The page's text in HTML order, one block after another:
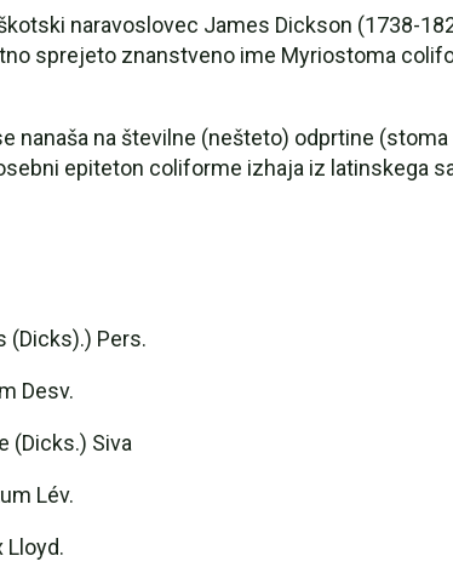
naravoslovec James Dickson (1738-
sprejeto znanstveno ime Myriostoma
nanaša na številne (nešteto) odprtine
epiteton coliforme izhaja iz latinskega
(Dicks).) Pers.
Desv.
(Dicks.) Siva
Lév.
Lloyd.